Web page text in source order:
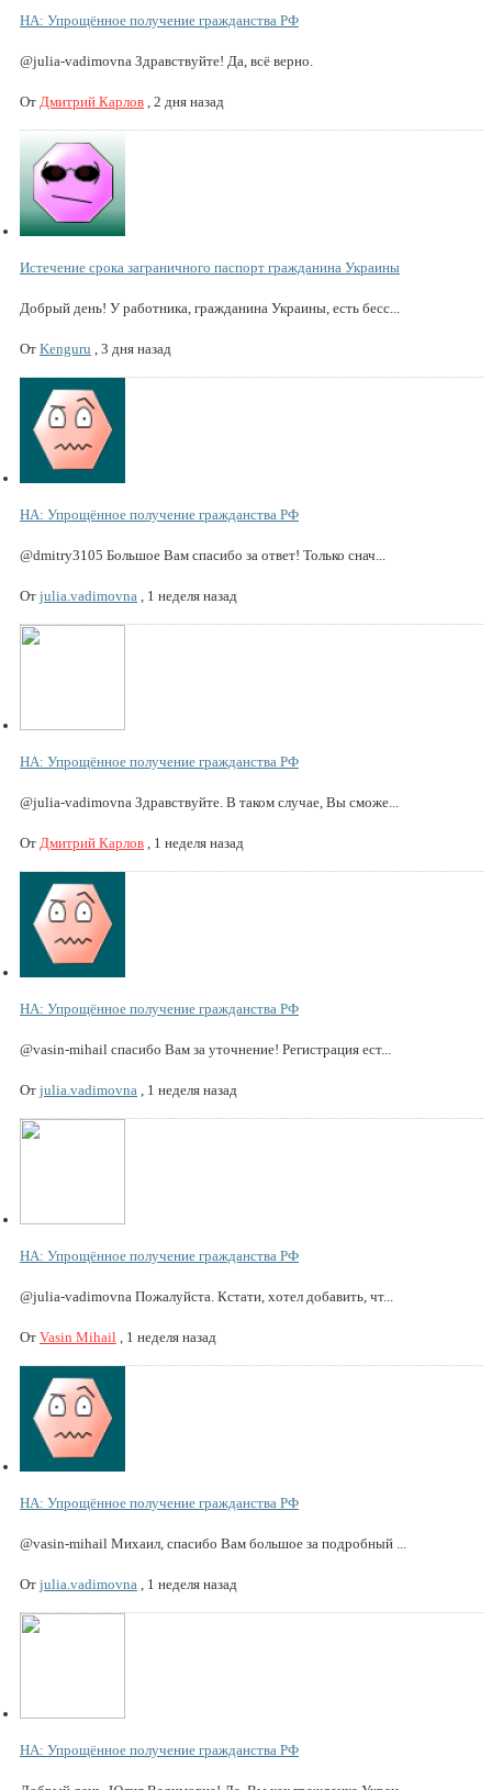
НА: Упрощённое получение гражданства РФ
@julia-vadimovna Здравствуйте! Да, всё верно.
От Дмитрий Карлов , 2 дня назад
Истечение срока заграничного паспорт гражданина Украины
Добрый день! У работника, гражданина Украины, есть бесс...
От Kenguru , 3 дня назад
НА: Упрощённое получение гражданства РФ
@dmitry3105 Большое Вам спасибо за ответ! Только снач...
От julia.vadimovna , 1 неделя назад
НА: Упрощённое получение гражданства РФ
@julia-vadimovna Здравствуйте. В таком случае, Вы сможе...
От Дмитрий Карлов , 1 неделя назад
НА: Упрощённое получение гражданства РФ
@vasin-mihail спасибо Вам за уточнение! Регистрация ест...
От julia.vadimovna , 1 неделя назад
НА: Упрощённое получение гражданства РФ
@julia-vadimovna Пожалуйста. Кстати, хотел добавить, чт...
От Vasin Mihail , 1 неделя назад
НА: Упрощённое получение гражданства РФ
@vasin-mihail Михаил, спасибо Вам большое за подробный ...
От julia.vadimovna , 1 неделя назад
НА: Упрощённое получение гражданства РФ